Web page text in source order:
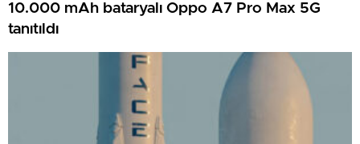
10.000 mAh bataryalı Oppo A7 Pro Max 5G
tanıtıldı